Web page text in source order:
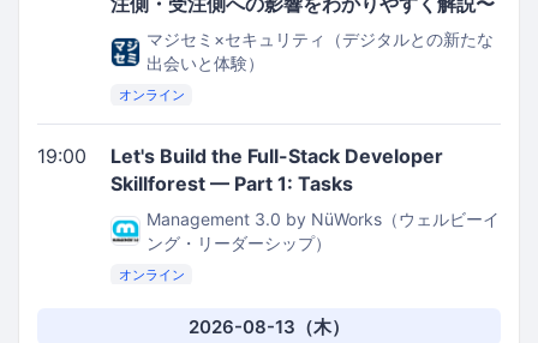
マジセミ×セキュリティ（デジタルとの新たな
出会いと体験）
オンライン
19:00
Let's Build the Full-Stack Developer
Skillforest — Part 1: Tasks
Management 3.0 by NüWorks（ウェルビーイ
ング・リーダーシップ）
オンライン
2026-08-13（木）